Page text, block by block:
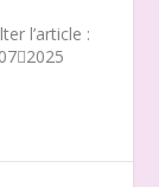
l’article :